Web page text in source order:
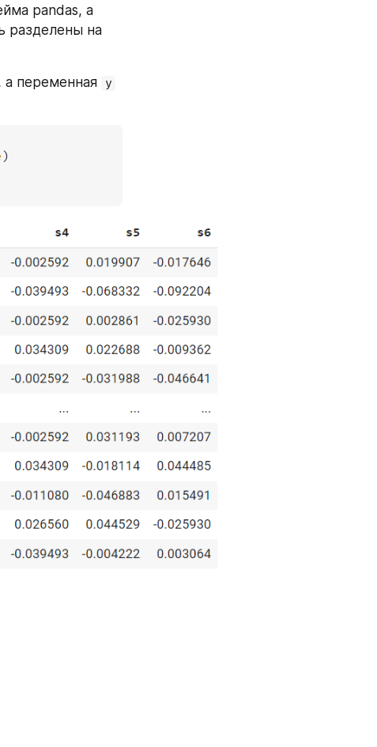
pandas, а
разделены на
а переменная y
)